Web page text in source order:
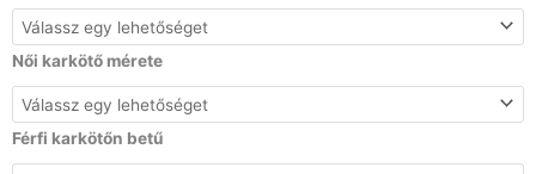
Női karkötő mérete
Férfi karkötőn betű
betűs
márványos
jáspis
és
howlit
karkötő
mennyiség